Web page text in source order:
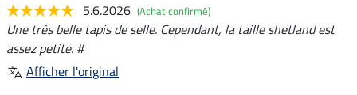
5.6.2026 (Achat confirmé)
Une très belle tapis de selle. Cependant, la taille shetland est
assez petite. #
Afficher l'original